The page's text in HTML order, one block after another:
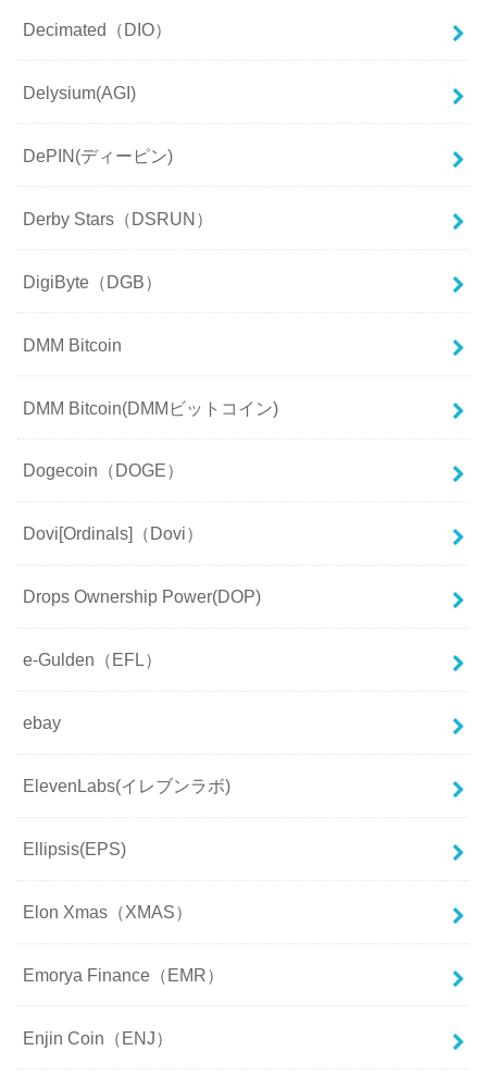
Decimated（DIO）
Delysium(AGI)
DePIN(ディーピン)
Derby Stars（DSRUN）
DigiByte（DGB）
DMM Bitcoin
DMM Bitcoin(DMMビットコイン)
Dogecoin（DOGE）
Dovi[Ordinals]（Dovi）
Drops Ownership Power(DOP)
e-Gulden（EFL）
ebay
ElevenLabs(イレブンラボ)
Ellipsis(EPS)
Elon Xmas（XMAS）
Emorya Finance（EMR）
Enjin Coin（ENJ）